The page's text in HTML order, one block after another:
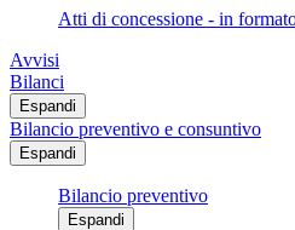
Atti di concessione - in
Avvisi
Bilanci
Espandi
Bilancio preventivo e consuntivo
Espandi
Bilancio preventivo
Espandi